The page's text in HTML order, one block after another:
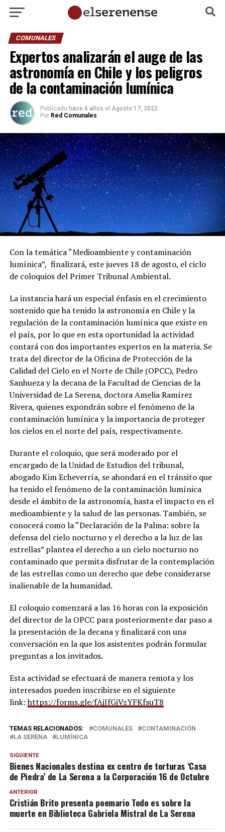
COMUNALES
Expertos analizarán el auge de las
astronomía en Chile y los peligros
de la contaminación lumínica
Publicado hace 4 años el Agosto 17, 2022
Por Red Comunales
Con la temática “Medioambiente y contaminación
lumínica”, finalizará, este jueves 18 de agosto, el ciclo
de coloquios del Primer Tribunal Ambiental.
La instancia hará un especial énfasis en el crecimiento
sostenido que ha tenido la astronomía en Chile y la
regulación de la contaminación lumínica que existe en
el país, por lo que en esta oportunidad la actividad
contará con dos importantes expertos en la materia. Se
trata del director de la Oficina de Protección de la
Calidad del Cielo en el Norte de Chile (OPCC), Pedro
Sanhueza y la decana de la Facultad de Ciencias de la
Universidad de La Serena, doctora Amelia Ramírez
Rivera, quienes expondrán sobre el fenómeno de la
contaminación lumínica y la importancia de proteger
los cielos en el norte del país, respectivamente.
Durante el coloquio, que será moderado por el
encargado de la Unidad de Estudios del tribunal,
abogado Kim Echeverría, se ahondará en el tránsito que
ha tenido el fenómeno de la contaminación lumínica
desde el ámbito de la astronomía, hasta el impacto en el
medioambiente y la salud de las personas. También, se
conocerá como la “Declaración de la Palma: sobre la
defensa del cielo nocturno y el derecho a la luz de las
estrellas” plantea el derecho a un cielo nocturno no
contaminado que permita disfrutar de la contemplación
de las estrellas como un derecho que debe considerarse
inalienable de la humanidad.
El coloquio comenzará a las 16 horas con la exposición
del director de la OPCC para posteriormente dar paso a
la presentación de la decana y finalizará con una
conversación en la que los asistentes podrán formular
preguntas a los invitados.
Esta actividad se efectuará de manera remota y los
interesados pueden inscribirse en el siguiente
link:https://forms.gle/fAjJfGjVzYFKfsuT8
TEMAS RELACIONADOS: COMUNALES
CONTAMINACIÓN
LA SERENA
LUMÍNICA
SIGUIENTE
Bienes Nacionales destina ex centro de torturas ‘Casa
de Piedra’ de La Serena a la Corporación 16 de Octubre
ANTERIOR
Cristián Brito presenta poemario Todo es sobre la
muerte en Biblioteca Gabriela Mistral de La Serena